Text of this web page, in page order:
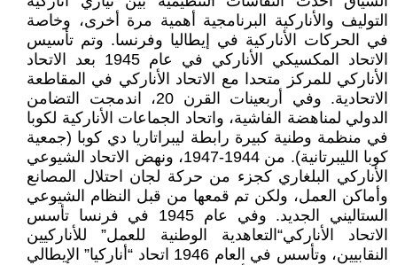
التوليف والأناركية البرنامجية أهمية مرة أخرى، وخاصة
في الحركات الأناركية في إيطاليا وفرنسا. وتم تأسيس
الاتحاد المكسيكي الأناركي في عام 1945 بعد الاتحاد
الأناركي للمركز متحدا مع الاتحاد الأناركي في المقاطعة
الاتحادية. وفي أربعينات القرن 20، اندمجت التضامن
الدولي لمناهضة الفاشية، واتحاد الجماعات الأناركية لكوبا
في منظمة وطنية كبيرة رابطة ليبراتاريا دي كوبا (جمعية
كوبا الليبرتانية). من 1944-1947، ونهض الاتحاد الشيوعي
الأناركي البلغاري كجزء من حركة لجان احتلال المصانع
وأماكن العمل، ولكن تم قمعها من قبل النظام الشيوعي
الستاليني الجديد. وفي عام 1945 في فرنسا تأسس
الاتحاد الأناركي“التعاهدية الوطنية للعمل” للأناركيين
النقابيين، وتأسس في العام 1946 اتحاد “أناركيا” الإيطالي